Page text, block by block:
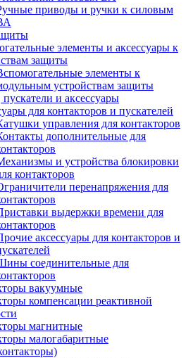
приводы и ручки к силовым
элементы и аксессуары к
защиты
элементы к
устройствам защиты
и аксессуары
для контакторов и пускателей
управления для контакторов
дополнительные для
и устройства блокировки
контакторов
перенапряжения для
выдержки времени для
аксессуары для контакторов и
соединительные для
вакуумные
компенсации реактивной
магнитные
малогабаритные